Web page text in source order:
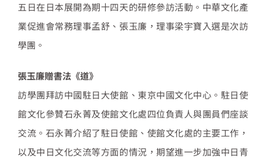
五日在日本展開為期十四天的研修參訪活動。中華文化產
業促進會常務理事孟舒、張玉廉，理事梁宇寶入選是次訪
學團。
張玉廉贈書法《道》
訪學團拜訪中國駐日大使館、東京中國文化中心。駐日使
館文化參贊石永菁及使館文化處四位負責人與團員們座談
交流。石永菁介紹了駐日使館、使館文化處的主要工作，
以及中日文化交流等方面的情況，期望進一步加強中日青